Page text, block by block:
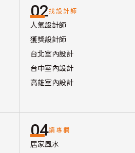
02找設計師
人氣設計師
獲獎設計師
台北室內設計
台中室內設計
高雄室內設計
04讀專欄
居家風水